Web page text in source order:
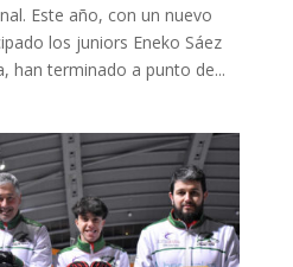
Este año, con un nuevo
los juniors Eneko Sáez
han terminado a punto de...